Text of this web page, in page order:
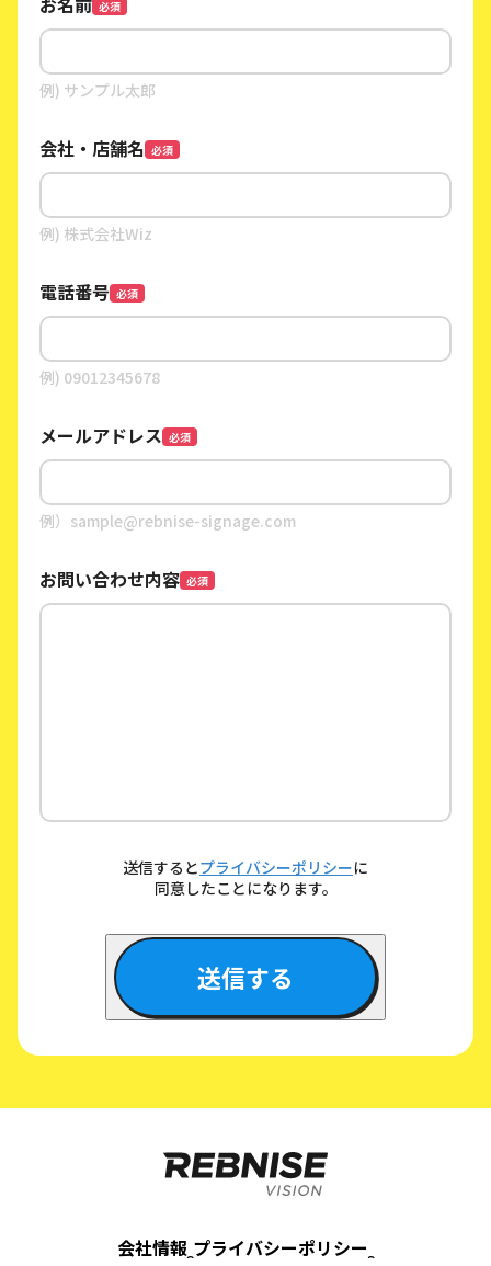
必須
例) サンプル太郎
会社・店舗名 必須
例) 株式会社Wiz
電話番号 必須
例) 09012345678
メールアドレス 必須
例）sample@rebnise-signage.com
お問い合わせ内容 必須
送信するとプライバシーポリシーに
同意したことになります。
送信する
会社情報 プライバシーポリシー